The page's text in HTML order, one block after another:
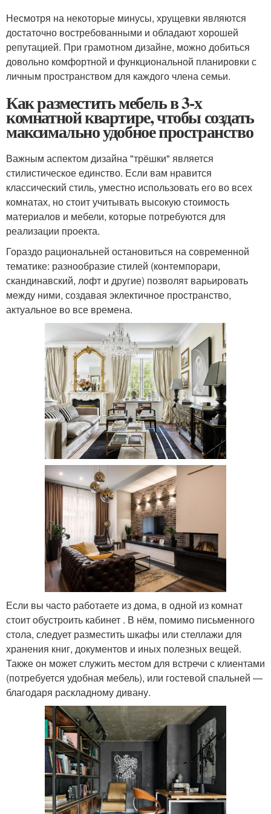
Несмотря на некоторые минусы, хрущевки являются
достаточно востребованными и обладают хорошей
репутацией. При грамотном дизайне, можно добиться
довольно комфортной и функциональной планировки с
личным пространством для каждого члена семьи.
Как разместить мебель в 3-х
комнатной квартире, чтобы создать
максимально удобное пространство
Важным аспектом дизайна "трёшки" является
стилистическое единство. Если вам нравится
классический стиль, уместно использовать его во всех
комнатах, но стоит учитывать высокую стоимость
материалов и мебели, которые потребуются для
реализации проекта.
Гораздо рациональней остановиться на современной
тематике: разнообразие стилей (контемпорари,
скандинавский, лофт и другие) позволят варьировать
между ними, создавая эклектичное пространство,
актуальное во все времена.
Если вы часто работаете из дома, в одной из комнат
стоит обустроить кабинет . В нём, помимо письменного
стола, следует разместить шкафы или стеллажи для
хранения книг, документов и иных полезных вещей.
Также он может служить местом для встречи с клиентами
(потребуется удобная мебель), или гостевой спальней —
благодаря раскладному дивану.